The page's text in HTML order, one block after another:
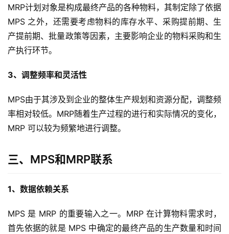
MRP计划对象是构成最终产品的各种物料，其制定除了依据
MPS 之外，还需要考虑物料的库存水平、采购提前期、生
产提前期、批量政策等因素，主要影响企业的物料采购和生
产执行环节。
3、调整频率和灵活性
MPS由于其涉及到企业的整体生产规划和资源分配，调整频
率相对较低。MRP随着生产过程的进行和实际情况的变化，
MRP 可以较为频繁地进行调整。
三、MPS和MRP联系
1、数据依赖关系
MPS 是 MRP 的重要输入之一。MRP 在计算物料需求时，
首先依据的就是 MPS 中确定的最终产品的生产数量和时间